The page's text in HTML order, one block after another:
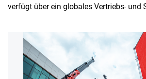
verfügt über ein globales Vertriebs- und